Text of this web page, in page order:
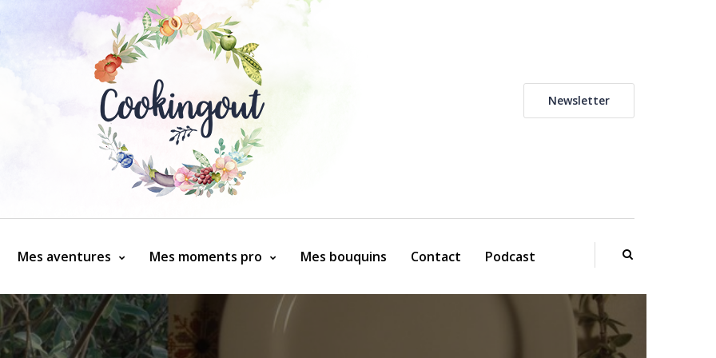
Newsletter
Mes aventures Mes moments pro Mes bouquins Contact Podcast